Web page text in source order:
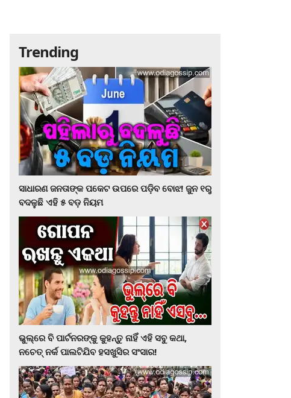
Trending
ସାଧାରଣ ଜନତାଙ୍କ ପକେଟ ଉପରେ ପଡ଼ିବ ବୋଝ! ଜୁନ ୧ରୁ
ବଦଳୁଛି ଏହି ୫ ବଡ଼ ନିୟମ
ଭୁଲ୍‌ରେ ବି ପାର୍ଟନରଙ୍କୁ କୁହନ୍ତୁ ନାହିଁ ଏହି ସବୁ କଥା,
ନଚେତ୍‌ ନର୍କ ପାଲଟିଯିବ ହସଖୁସିର ସଂସାର!